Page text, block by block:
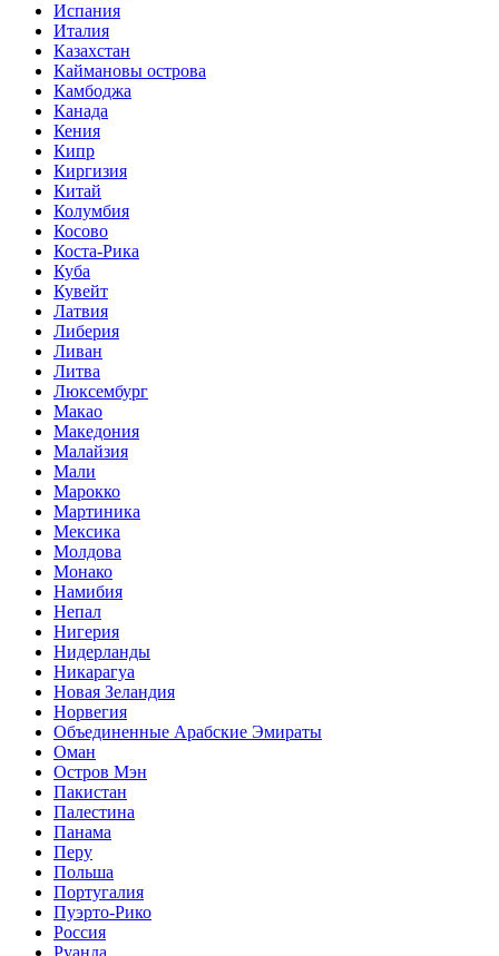
Испания
Италия
Казахстан
Каймановы острова
Камбоджа
Канада
Кения
Кипр
Киргизия
Китай
Колумбия
Косово
Коста-Рика
Куба
Кувейт
Латвия
Либерия
Ливан
Литва
Люксембург
Макао
Македония
Малайзия
Мали
Марокко
Мартиника
Мексика
Молдова
Монако
Намибия
Непал
Нигерия
Нидерланды
Никарагуа
Новая Зеландия
Норвегия
Объединенные Арабские Эмираты
Оман
Остров Мэн
Пакистан
Палестина
Панама
Перу
Польша
Португалия
Пуэрто-Рико
Россия
Руанда